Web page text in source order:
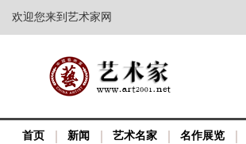
欢迎您来到艺术家网
首页 新闻 艺术名家 名作展览